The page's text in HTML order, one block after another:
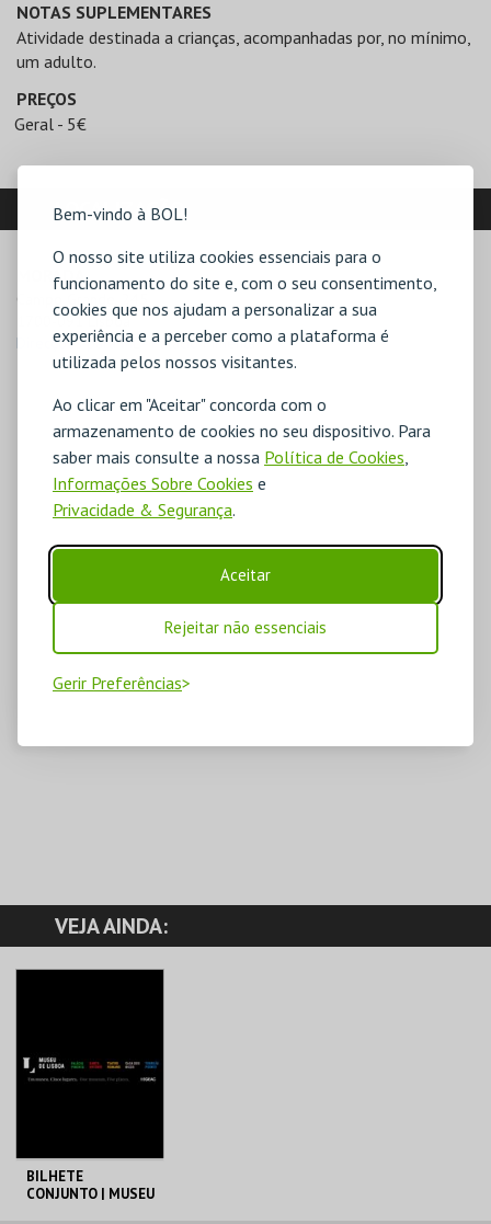
Bem-vindo à BOL!
O nosso site utiliza cookies essenciais para o
funcionamento do site e, com o seu consentimento,
cookies que nos ajudam a personalizar a sua
experiência e a perceber como a plataforma é
utilizada pelos nossos visitantes.
Ao clicar em "Aceitar" concorda com o
armazenamento de cookies no seu dispositivo. Para
saber mais consulte a nossa Política de Cookies,
Informações Sobre Cookies e
Privacidade & Segurança.
Aceitar
Rejeitar não essenciais
Gerir Preferências
NOTAS SUPLEMENTARES
Atividade destinada a crianças, acompanhadas por, no mínimo,
um adulto.
PREÇOS
Geral - 5€
LOCALIZAÇÃO
MORADA
Campo Grande, 245
1700-091 Lisboa
Direcções para ML - Palácio Pimenta
VEJA AINDA:
BILHETE
CONJUNTO | MUSEU